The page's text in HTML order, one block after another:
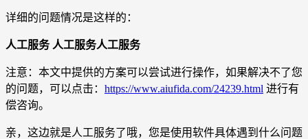
详细的问题情况是这样的：
人工服务 人工服务人工服务
注意：本文中提供的方案可以尝试进行操作，如果解决不了您
的问题，可以点击： https://www.aiufida.com/24239.html 进行有
偿咨询。
亲，这边就是人工服务了哦，您是使用软件具体遇到什么问题